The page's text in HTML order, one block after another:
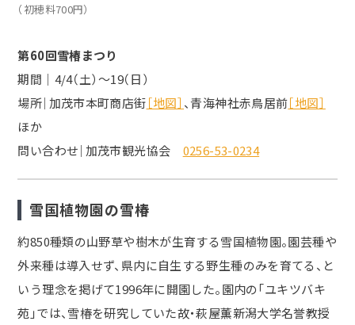
（初穂料700円）
第60回雪椿まつり
期間│4/4（土）～19（日）
場所｜加茂市本町商店街［地図］ 、青海神社赤鳥居前［地図］
ほか
問い合わせ｜加茂市観光協会 0256-53-0234
雪国植物園の雪椿
約850種類の山野草や樹木が生育する雪国植物園。園芸種や
外来種は導入せず、県内に自生する野生種のみを育てる、と
いう理念を掲げて1996年に開園した。園内の「ユキツバキ
苑」では、雪椿を研究していた故・萩屋薫新潟大学名誉教授